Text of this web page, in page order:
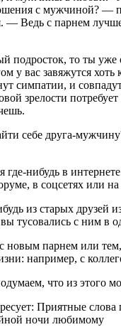
с мужчиной? —
— Ведь с парнем
подросток, то ты уже
у вас завяжутся хоть
симпатии, и
зрелости
себе друга-
где-нибудь в
в соцсетях или на
из старых друзей
тусовались с ним в
новым парнем или
например, с
что из этого
Приятные
ночи любимому